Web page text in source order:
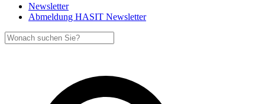
Newsletter
Abmeldung HASIT Newsletter